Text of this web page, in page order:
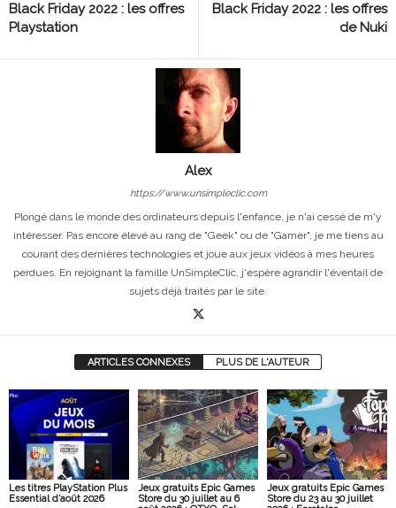
Black Friday 2022 : les offres
Playstation
Black Friday 2022 : les offres
de Nuki
Alex
https://www.unsimpleclic.com
Plongé dans le monde des ordinateurs depuis l'enfance, je n'ai cessé de m'y
intéresser. Pas encore élevé au rang de "Geek" ou de "Gamer", je me tiens au
courant des dernières technologies et joue aux jeux vidéos à mes heures
perdues. En rejoignant la famille UnSimpleClic, j'espère agrandir l'éventail de
sujets déjà traités par le site.
ARTICLES CONNEXES PLUS DE L'AUTEUR
Les titres PlayStation Plus
Essential d’août 2026
Jeux gratuits Epic Games
Store du 30 juillet au 6
Jeux gratuits Epic Games
Store du 23 au 30 juillet